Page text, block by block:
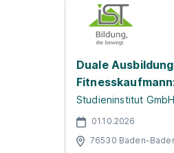
Duale
Studieninstitut GmbH
01.10.2026
76530 Baden-